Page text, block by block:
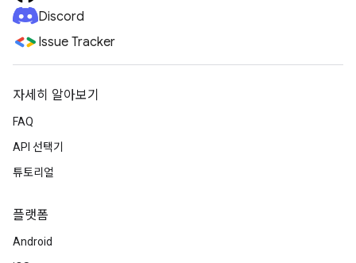
Discord
Issue Tracker
자세히 알아보기
FAQ
API 선택기
튜토리얼
플랫폼
Android